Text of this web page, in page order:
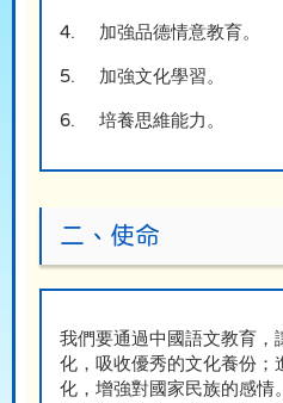
4. 加強品德情意教育。
5. 加強文化學習。
6. 培養思維能力。
二、使命
我們要通過中國語文教育，
化，吸收優秀的文化養份；
化，增強對國家民族的感情